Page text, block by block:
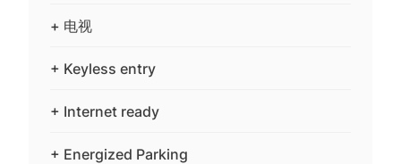
+ 电视
+ Keyless entry
+ Internet ready
+ Energized Parking